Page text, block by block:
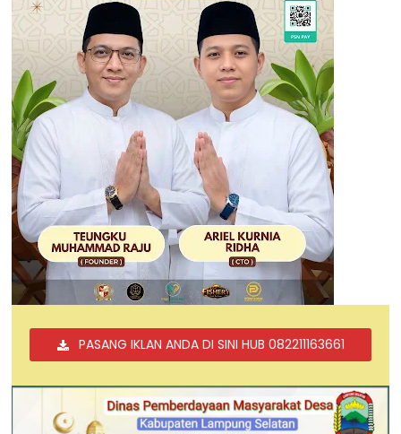
PASANG IKLAN ANDA DI SINI HUB 082211163661